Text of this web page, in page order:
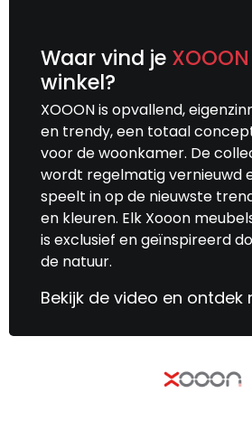
Waar vind je XOOON
winkel?
XOOON is opvallend,
en trendy, een totaal
voor de woonkamer. De
wordt regelmatig vernieuwd
speelt in op de nieuwste
en kleuren. Elk Xooon
is exclusief en geïnspireerd
de natuur.
Bekijk de video en ontdek